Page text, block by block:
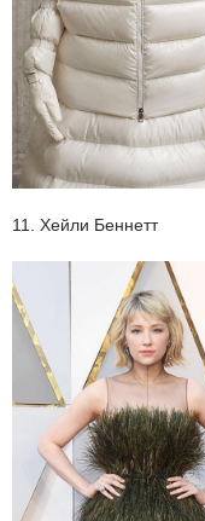
11. Хейли Беннетт